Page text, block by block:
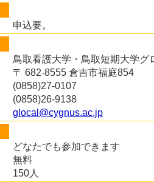
申込要。
鳥取看護大学・鳥取短期大学グ
〒 682-8555 倉吉市福庭854
(0858)27-0107
(0858)26-9138
glocal@cygnus.ac.jp
どなたでも参加できます
無料
150人